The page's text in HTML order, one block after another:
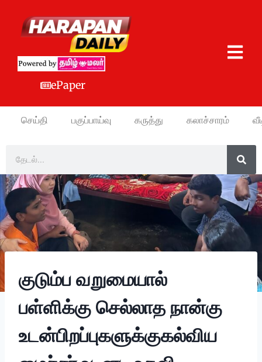
ePaper
செய்தி பகுப்பாய்வு கருத்து கலாச்சாரம்
குடும்ப வறுமையால்
பள்ளிக்கு செல்லாத நான்கு
உடன்பிறப்புகளுக்குகல்விய